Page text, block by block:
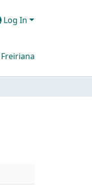
Log In